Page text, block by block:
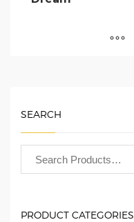
SEARCH
PRODUCT CATEGORIES